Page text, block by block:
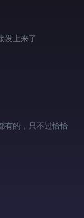
发上来了
有的，只不过恰恰